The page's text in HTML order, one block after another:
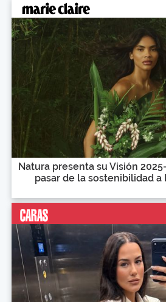
Natura presenta su Visión
pasar de la sostenibilidad